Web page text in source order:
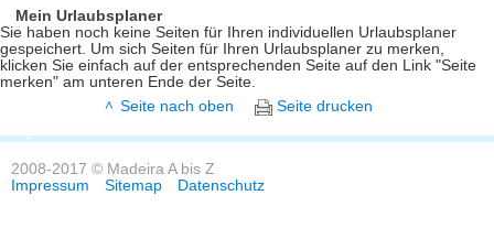
Madeira Erleben
Aktuelles
Reiseangebote
Kontakt
Mein Urlaubsplaner
Sie haben noch keine Seiten für Ihren individuellen Urlaubsplaner
gespeichert. Um sich Seiten für Ihren Urlaubsplaner zu merken,
klicken Sie einfach auf der entsprechenden Seite auf den Link "Seite
merken" am unteren Ende der Seite.
Seite nach oben
Seite drucken
2008-2017 © Madeira A bis Z
Impressum
Sitemap Datenschutz